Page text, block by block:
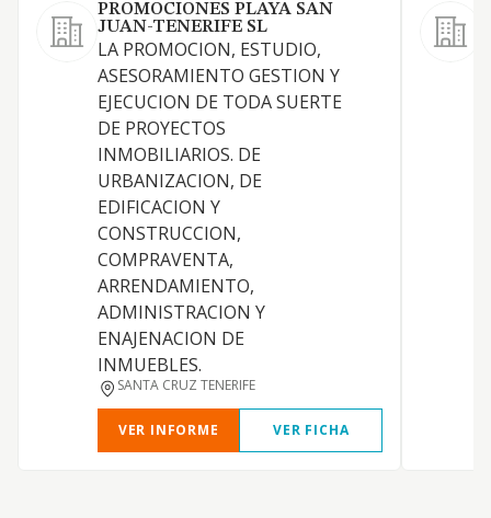
PROMOCIONES PLAYA SAN
JUAN-TENERIFE SL
LA PROMOCION, ESTUDIO,
ASESORAMIENTO GESTION Y
EJECUCION DE TODA SUERTE
DE PROYECTOS
INMOBILIARIOS. DE
URBANIZACION, DE
EDIFICACION Y
CONSTRUCCION,
COMPRAVENTA,
ARRENDAMIENTO,
ADMINISTRACION Y
ENAJENACION DE
INMUEBLES.
SANTA CRUZ TENERIFE
VER INFORME VER FICHA